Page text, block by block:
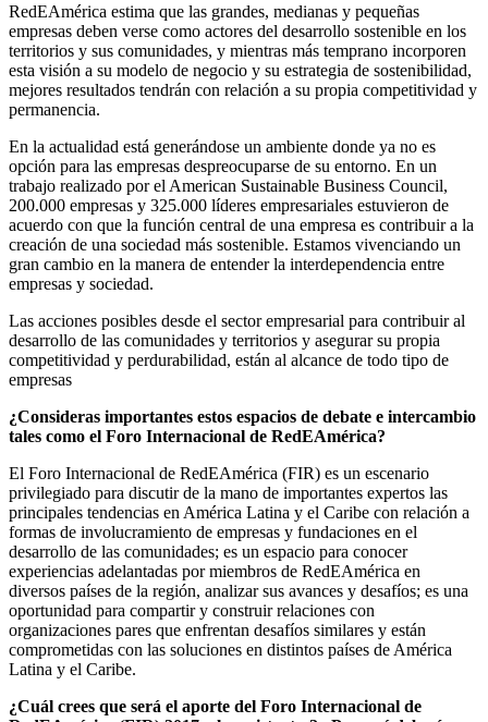
RedEAmérica estima que las grandes, medianas y pequeñas
empresas deben verse como actores del desarrollo sostenible en los
territorios y sus comunidades, y mientras más temprano incorporen
esta visión a su modelo de negocio y su estrategia de sostenibilidad,
mejores resultados tendrán con relación a su propia competitividad y
permanencia.
En la actualidad está generándose un ambiente donde ya no es
opción para las empresas despreocuparse de su entorno. En un
trabajo realizado por el American Sustainable Business Council,
200.000 empresas y 325.000 líderes empresariales estuvieron de
acuerdo con que la función central de una empresa es contribuir a la
creación de una sociedad más sostenible. Estamos vivenciando un
gran cambio en la manera de entender la interdependencia entre
empresas y sociedad.
Las acciones posibles desde el sector empresarial para contribuir al
desarrollo de las comunidades y territorios y asegurar su propia
competitividad y perdurabilidad, están al alcance de todo tipo de
empresas
¿Consideras importantes estos espacios de debate e intercambio
tales como el Foro Internacional de RedEAmérica?
El Foro Internacional de RedEAmérica (FIR) es un escenario
privilegiado para discutir de la mano de importantes expertos las
principales tendencias en América Latina y el Caribe con relación a
formas de involucramiento de empresas y fundaciones en el
desarrollo de las comunidades; es un espacio para conocer
experiencias adelantadas por miembros de RedEAmérica en
diversos países de la región, analizar sus avances y desafíos; es una
oportunidad para compartir y construir relaciones con
organizaciones pares que enfrentan desafíos similares y están
comprometidas con las soluciones en distintos países de América
Latina y el Caribe.
¿Cuál crees que será el aporte del Foro Internacional de